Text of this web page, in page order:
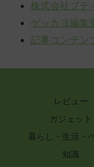
株式会社ブテ
ゲッカヨ編集
記事コンテン
レビュー
ガジェット
暮らし・生活・
知識